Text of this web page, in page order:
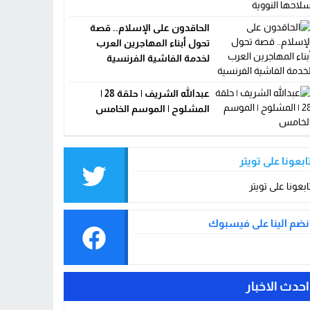
الحاقدون على الإسلام.. قصة
تحول أبناء المهاجرين العرب
لخدمة الفاشية الفرنسية
عبدالله الشريف | حلقة 28 |
المشلوح | الموسم الخامس
على تويتر
على تويتر
الينا على فيسبوك
احدث الاخبار